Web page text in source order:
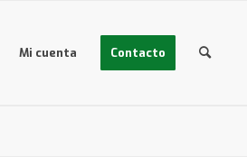
Mi cuenta Contacto